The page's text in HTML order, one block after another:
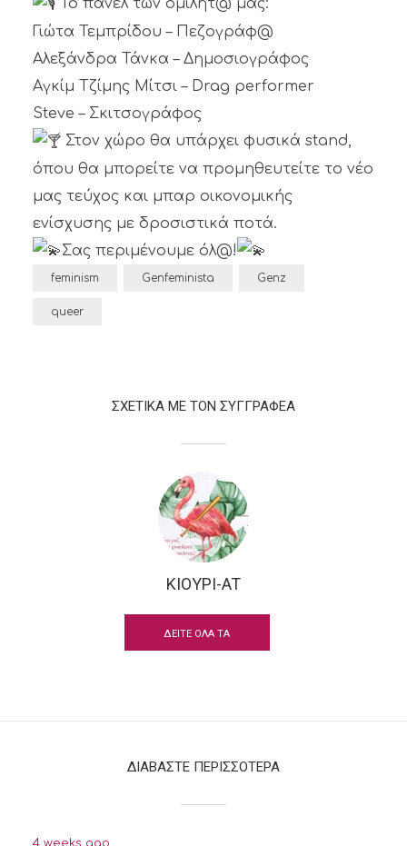
Το πάνελ των ομιλητ@ μας:
Γιώτα Τεμπρίδου – Πεζογράφ@
Αλεξάνδρα Τάνκα – Δημοσιογράφος
Αγκίμ Τζίμης Μίτσι – Drag performer
Steve – Σκιτσογράφος
Στον χώρο θα υπάρχει φυσικά stand,
όπου θα μπορείτε να προμηθευτείτε το νέο
μας τεύχος και μπαρ οικονομικής
ενίσχυσης με δροσιστικά ποτά.
Σας περιμένουμε όλ@!
feminism Genfeminista Genz
queer
ΣΧΕΤΙΚΑ ΜΕ ΤΟΝ ΣΥΓΓΡΑΦΕΑ
ΚΙΟΥΡΙ-AT
ΔΕΙΤΕ ΟΛΑ ΤΑ
ΔΙΑΒΑΣΤΕ ΠΕΡΙΣΣΟΤΕΡΑ